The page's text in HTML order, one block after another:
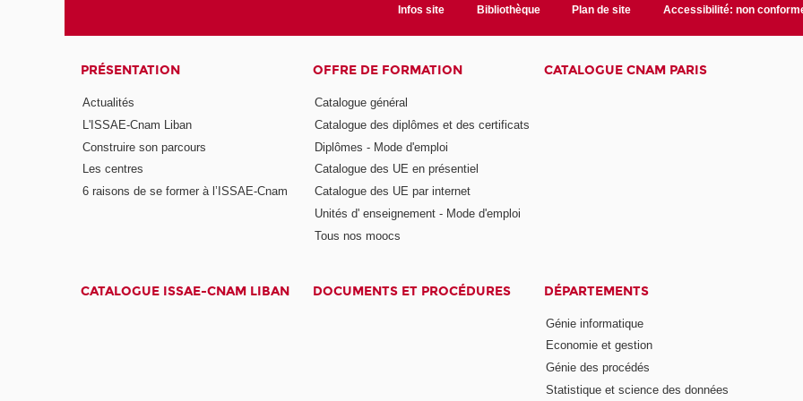
Infos site Bibliothèque Plan de site Accessibilité: non
PRÉSENTATION
Actualités
L'ISSAE-Cnam Liban
Construire son parcours
Les centres
6 raisons de se former à l’ISSAE-Cnam
OFFRE DE FORMATION
Catalogue général
Catalogue des diplômes et des certificats
Diplômes - Mode d'emploi
Catalogue des UE en présentiel
Catalogue des UE par internet
Unités d' enseignement - Mode d'emploi
Tous nos moocs
CATALOGUE CNAM PARIS
CATALOGUE ISSAE-CNAM LIBAN DOCUMENTS ET PROCÉDURES DÉPARTEMENTS
Génie informatique
Economie et gestion
Génie des procédés
Statistique et science des données